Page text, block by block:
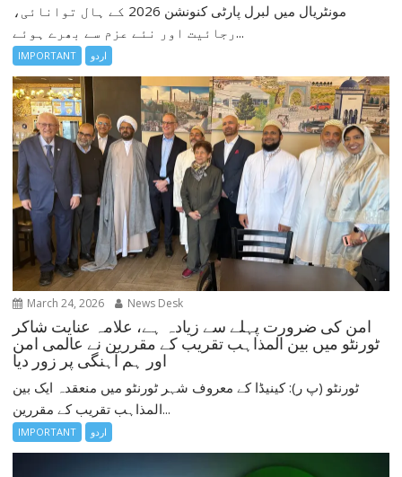
مونٹریال میں لبرل پارٹی کنونشن 2026 کے ہال توانائی،
رجائیت اور نئے عزم سے بھرے ہوئے...
IMPORTANT اردو
March 24, 2026 News Desk
امن کی ضرورت پہلے سے زیادہ ہے، علامہ عنایت شاکر
ٹورنٹو میں بین المذاہب تقریب کے مقررین نے عالمی امن
اور ہم آہنگی پر زور دیا
ٹورنٹو (پ ر): کینیڈا کے معروف شہر ٹورنٹو میں منعقدہ ایک بین
المذاہب تقریب کے مقررین...
IMPORTANT اردو